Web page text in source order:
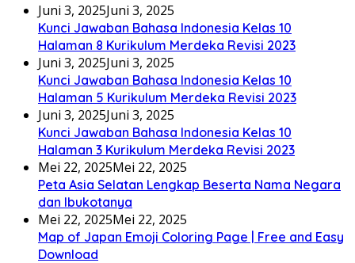
Juni 3, 2025Juni 3, 2025
Kunci Jawaban Bahasa Indonesia Kelas 10
Halaman 8 Kurikulum Merdeka Revisi 2023
Juni 3, 2025Juni 3, 2025
Kunci Jawaban Bahasa Indonesia Kelas 10
Halaman 5 Kurikulum Merdeka Revisi 2023
Juni 3, 2025Juni 3, 2025
Kunci Jawaban Bahasa Indonesia Kelas 10
Halaman 3 Kurikulum Merdeka Revisi 2023
Mei 22, 2025Mei 22, 2025
Peta Asia Selatan Lengkap Beserta Nama Negara
dan Ibukotanya
Mei 22, 2025Mei 22, 2025
Map of Japan Emoji Coloring Page | Free and Easy
Download